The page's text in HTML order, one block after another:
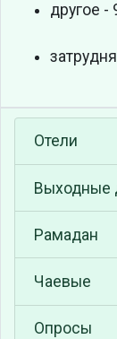
другое -
Отели
Выходные
Рамадан
Чаевые
Опросы